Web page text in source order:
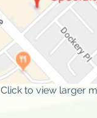
Click to view larger